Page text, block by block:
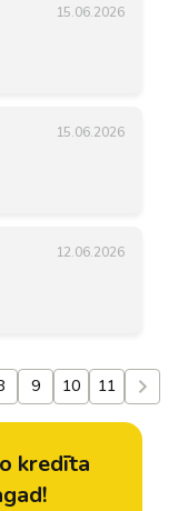
15.06.2026
15.06.2026
12.06.2026
9 10 11
kredīta